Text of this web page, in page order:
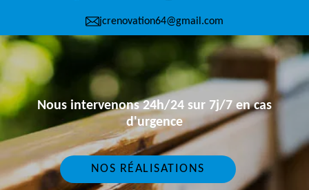
jcrenovation64@gmail.com
Nous intervenons 24h/24 sur 7j/7 en cas
d'urgence
NOS RÉALISATIONS